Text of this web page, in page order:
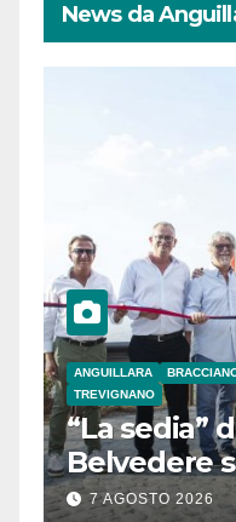
News da
ANGUILLARA
TREVIGNANO
“La sedia”
Belvedere
Bracciano:
7 AGOSTO 2026